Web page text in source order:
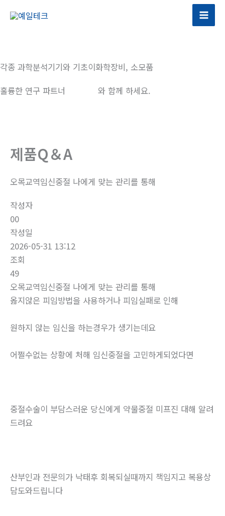
건
너
뛰
각종 과학분석기기와 기초이화학장비, 소모품
훌륭한 연구 파트너
와 함께 하세요.
제품Q＆A
오목교역임신중절 나에게 맞는 관리를 통해
작성자
00
작성일
2026-05-31 13:12
조회
49
오목교역임신중절 나에게 맞는 관리를 통해
옳지않은 피임방법을 사용하거나 피임실패로 인해
원하지 않는 임신을 하는경우가 생기는데요
어쩔수없는 상황에 처해 임신중절을 고민하게되었다면
중절수술이 부담스러운 당신에게 약물중절 미프진 대해 알려
드려요
산부인과 전문의가 낙태후 회복되실때까지 책임지고 복용상
담도와드립니다